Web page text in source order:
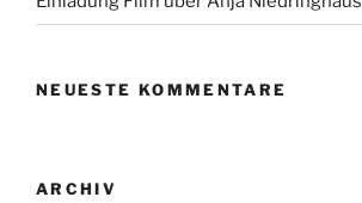
NEUESTE KOMMENTARE
ARCHIV